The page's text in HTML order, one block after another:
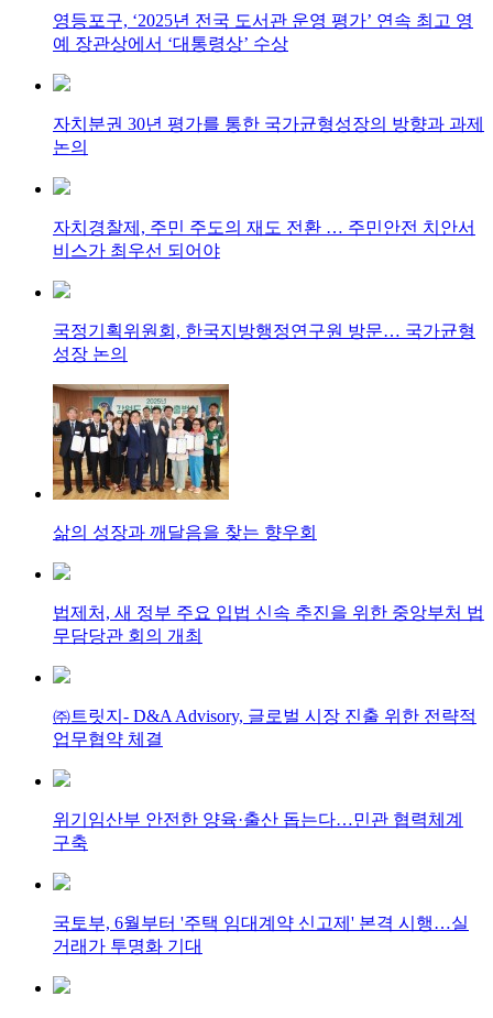
영등포구, ‘2025년 전국 도서관 운영 평가’ 연속 최고 영
예 장관상에서 ‘대통령상’ 수상
자치분권 30년 평가를 통한 국가균형성장의 방향과 과제
논의
자치경찰제, 주민 주도의 재도 전환 … 주민안전 치안서
비스가 최우선 되어야
국정기획위원회, 한국지방행정연구원 방문… 국가균형
성장 논의
삶의 성장과 깨달음을 찾는 향우회
법제처, 새 정부 주요 입법 신속 추진을 위한 중앙부처 법
무담당관 회의 개최
㈜트릿지- D&A Advisory, 글로벌 시장 진출 위한 전략적
업무협약 체결
위기임산부 안전한 양육·출산 돕는다…민관 협력체계
구축
국토부, 6월부터 '주택 임대계약 신고제' 본격 시행…실
거래가 투명화 기대